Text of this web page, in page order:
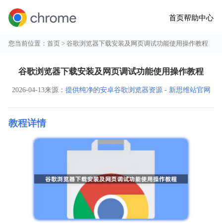
首页帮助中心
您当前位置：首页 > 谷歌浏览器下载安装及网页调试功能使用操作教程
谷歌浏览器下载安装及网页调试功能使用操作教程
2026-04-13来源： 提供纯净的安卓谷歌浏览器资源 - 新思维站官网
教程详情